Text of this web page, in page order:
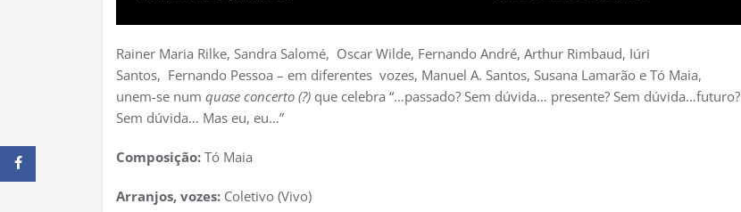
Rainer Maria Rilke, Sandra Salomé, Oscar Wilde, Fernando André, Arthur Rimbaud, Iúri
Santos, Fernando Pessoa – em diferentes vozes, Manuel A. Santos, Susana Lamarão e Tó Maia,
unem-se num quase concerto (?) que celebra “…passado? Sem dúvida… presente? Sem dúvida…futuro?
Sem dúvida… Mas eu, eu…”
Composição: Tó Maia
Arranjos, vozes: Coletivo (Vivo)